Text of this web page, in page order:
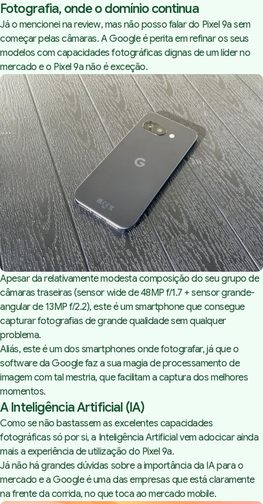
Fotografia, onde o domínio continua
Já o mencionei nareview, mas não posso falar do Pixel 9a sem
começar pelas câmaras. A Google é perita em refinar os seus
modelos com capacidades fotográficas dignas de um líder no
mercado e o Pixel 9a não é exceção.
Apesar da relativamente modesta composição do seu grupo de
câmaras traseiras (sensor widede 48MP f/1.7 + sensor grande-
angular de 13MP f/2.2), este é umsmartphoneque consegue
capturar fotografias de grande qualidade sem qualquer
problema.
Aliás, este é um dos smartphonesonde fotografar, já que o
softwareda Google faz a sua magia de processamento de
imagem com tal mestria, que facilitam a captura dos melhores
momentos.
A Inteligência Artificial (IA)
Como se não bastassem as excelentes capacidades
fotográficas só por si, a Inteligência Artificial vem adocicar ainda
mais a experiência de utilização do Pixel 9a.
Já não há grandes dúvidas sobre a importância da IA para o
mercado e a Google é uma das empresas que está claramente
na frente da corrida, no que toca ao mercadomobile.